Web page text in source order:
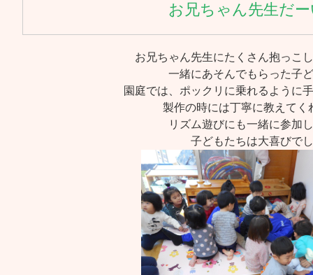
お兄ちゃん先生だ
お兄ちゃん先生にたくさん抱っこ
一緒にあそんでもらった子
園庭では、ポックリに乗れるように
製作の時には丁寧に教えてく
リズム遊びにも一緒に参加
子どもたちは大喜びで